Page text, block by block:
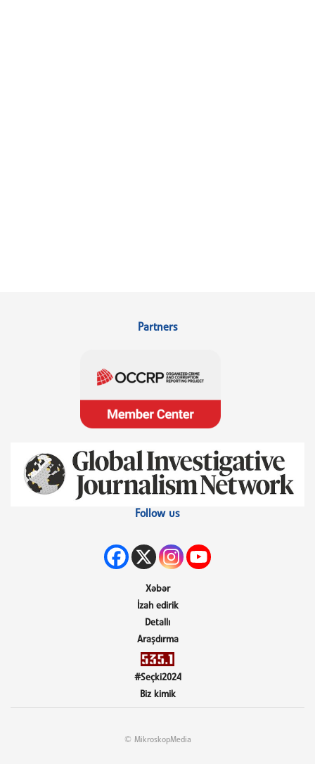
Partners
Follow us
Xəbər
İzah edirik
Detallı
Araşdırma
#Seçki2024
Biz kimik
© MikroskopMedia